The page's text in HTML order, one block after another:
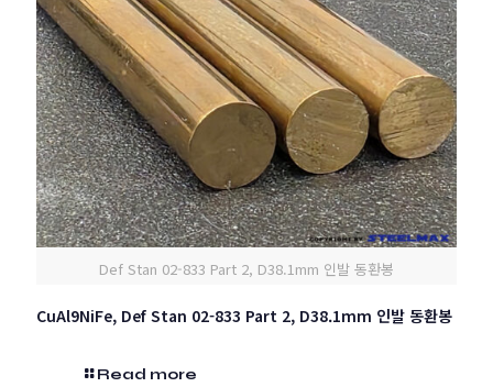
Def Stan 02-833 Part 2, D38.1mm 인발 동환봉
CuAl9NiFe, Def Stan 02-833 Part 2, D38.1mm 인발 동환봉
Read more